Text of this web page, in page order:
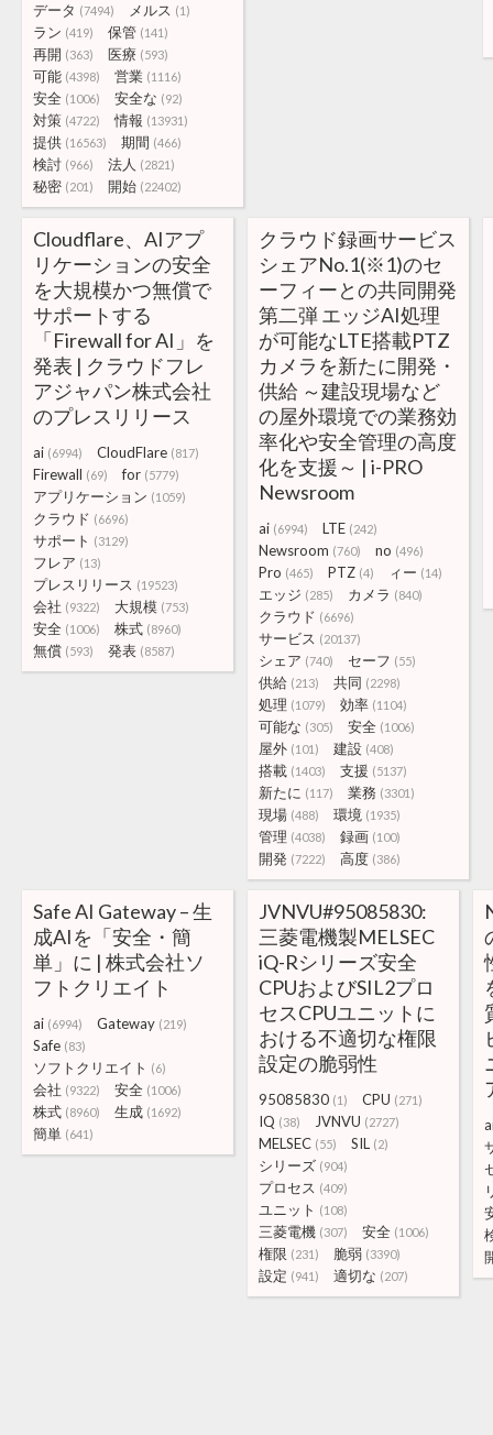
データ (7494) メルス (1)
ラン (419) 保管 (141)
再開 (363) 医療 (593)
可能 (4398) 営業 (1116)
安全 (1006) 安全な (92)
対策 (4722) 情報 (13931)
提供 (16563) 期間 (466)
検討 (966) 法人 (2821)
秘密 (201) 開始 (22402)
Cloudflare、AIアプ
リケーションの安全
を大規模かつ無償で
サポートする
「Firewall for AI」を
発表 | クラウドフレ
アジャパン株式会社
のプレスリリース
ai (6994) CloudFlare (817)
Firewall (69) for (5779)
アプリケーション (1059)
クラウド (6696)
サポート (3129)
フレア (13)
プレスリリース (19523)
会社 (9322) 大規模 (753)
安全 (1006) 株式 (8960)
無償 (593) 発表 (8587)
クラウド録画サービス
シェアNo.1(※1)のセ
ーフィーとの共同開発
第二弾 エッジAI処理
が可能なLTE搭載PTZ
カメラを新たに開発・
供給 ～建設現場など
の屋外環境での業務効
率化や安全管理の高度
化を支援～ | i-PRO
Newsroom
ai (6994) LTE (242)
Newsroom (760) no (496)
Pro (465) PTZ (4) ィー (14)
エッジ (285) カメラ (840)
クラウド (6696)
サービス (20137)
シェア (740) セーフ (55)
供給 (213) 共同 (2298)
処理 (1079) 効率 (1104)
可能な (305) 安全 (1006)
屋外 (101) 建設 (408)
搭載 (1403) 支援 (5137)
新たに (117) 業務 (3301)
現場 (488) 環境 (1935)
管理 (4038) 録画 (100)
開発 (7222) 高度 (386)
Safe AI Gateway – 生
成AIを「安全・簡
単」に | 株式会社ソ
フトクリエイト
ai (6994) Gateway (219)
Safe (83)
ソフトクリエイト (6)
会社 (9322) 安全 (1006)
株式 (8960) 生成 (1692)
簡単 (641)
JVNVU#95085830:
三菱電機製MELSEC
iQ-Rシリーズ安全
CPUおよびSIL2プロ
セスCPUユニットに
おける不適切な権限
設定の脆弱性
95085830 (1) CPU (271)
IQ (38) JVNVU (2727)
MELSEC (55) SIL (2)
シリーズ (904)
プロセス (409)
ユニット (108)
三菱電機 (307) 安全 (1006)
権限 (231) 脆弱 (3390)
設定 (941) 適切な (207)